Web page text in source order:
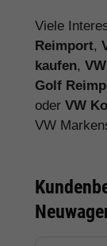
Viele
Reimport,
kaufen,
Golf
oder VW
VW